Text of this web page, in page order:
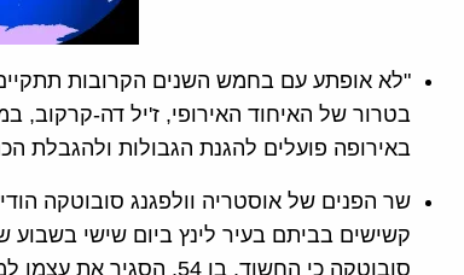
"לא אופתע עם בחמש השנים הקרובות
בטרור של האיחוד האירופי, ז'יל דה-קרקוב,
באירופה פועלים להגנת הגבולות ולהגבלת
שר הפנים של אוסטריה וולפגנג סובוטקה
קשישים בביתם בעיר לינץ ביום שישי בשבוע
סובוטקה כי החשוד, בן